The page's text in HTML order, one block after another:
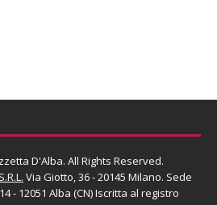
D'Alba. All Rights Reserved.
Via Giotto, 36 - 20145 Milano. Sede
- 12051 Alba (CN) Iscritta al registro